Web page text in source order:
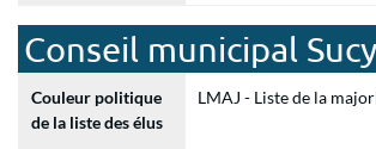
Conseil municipal
Couleur politique
de la liste des élus
LMAJ - Liste de la